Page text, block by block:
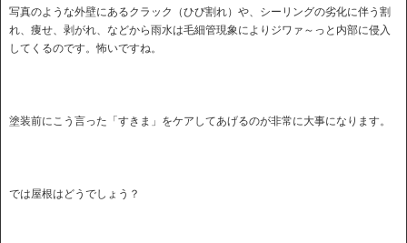
写真のような外壁にあるクラック（ひび割れ）や、シーリングの劣化に伴う割
れ、痩せ、剥がれ、などから雨水は毛細管現象によりジワァ～っと内部に侵入
してくるのです。怖いですね。
塗装前にこう言った「すきま」をケアしてあげるのが非常に大事になります。
では屋根はどうでしょう？